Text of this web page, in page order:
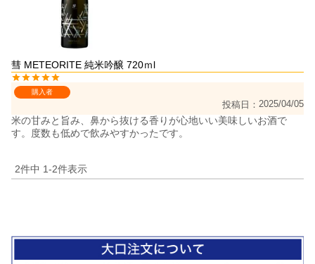
彗 METEORITE 純米吟醸 720ｍl
購入者
投稿日 2025/04/05
米の甘みと旨み、鼻から抜ける香りが心地いい美味しいお酒で
す。度数も低めで飲みやすかったです。
2件中 1-2件表示